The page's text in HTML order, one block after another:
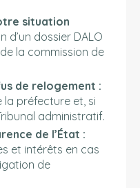
situation
d’un dossier DALO
la commission de
de relogement :
préfecture et, si
administratif.
de l’État :
et intérêts en cas
de